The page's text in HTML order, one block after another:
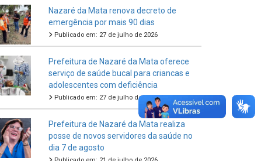
Nazaré da Mata renova decreto de
emergência por mais 90 dias
Publicado em: 27 de julho de 2026
Prefeitura de Nazaré da Mata oferece
serviço de saúde bucal para criancas e
adolescentes com deficiência
Publicado em: 27 de julho de 2026
Prefeitura de Nazaré da Mata realiza
posse de novos servidores da saúde no
dia 7 de agosto